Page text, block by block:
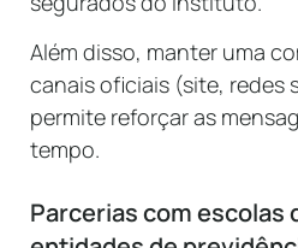
Além disso, manter uma
canais oficiais (site, redes
permite reforçar as
tempo.
Parcerias com escolas